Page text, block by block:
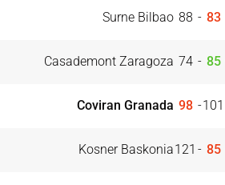
Surne Bilbao 88 - 83
Casademont Zaragoza 74 - 85
Coviran Granada 98 -101
Kosner Baskonia121 - 85